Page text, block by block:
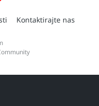
Kontaktirajte nas